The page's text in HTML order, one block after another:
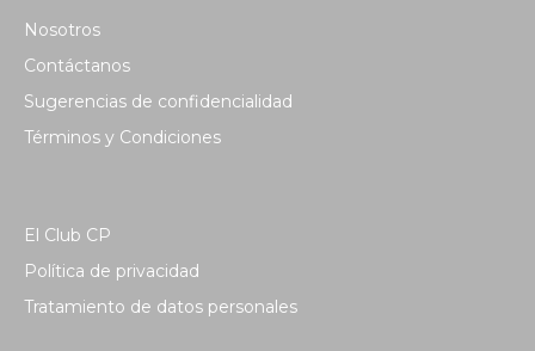
Nosotros
Contáctanos
Sugerencias de confidencialidad
Términos y Condiciones
El Club CP
Política de privacidad
Tratamiento de datos personales